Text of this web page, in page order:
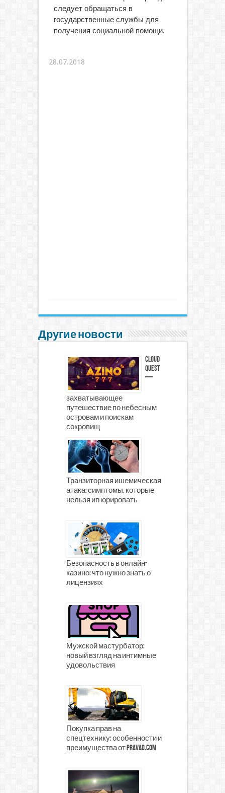
следует обращаться в
государственные службы для
получения социальной помощи.
28.07.2018
Другие новости
Cloud
Quest
—
захватывающее
путешествие по небесным
островам и поискам
сокровищ
Транзиторная ишемическая
атака: симптомы, которые
нельзя игнорировать
Безопасность в онлайн-
казино: что нужно знать о
лицензиях
Мужской мастурбатор:
новый взгляд на интимные
удовольствия
Покупка прав на
спецтехнику: особенности и
преимущества от prava0.com